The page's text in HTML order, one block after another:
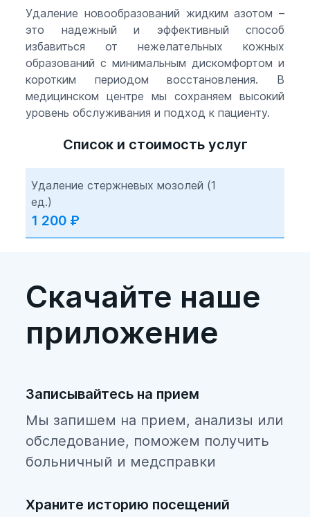
Удаление новообразований жидким азотом –
это надежный и эффективный способ
избавиться от нежелательных кожных
образований с минимальным дискомфортом и
коротким периодом восстановления. В
медицинском центре мы сохраняем высокий
уровень обслуживания и подход к пациенту.
Список и стоимость услуг
Удаление стержневых мозолей (1
ед.)
1 200 ₽
Скачайте наше
приложение
Записывайтесь на прием
Мы запишем на прием, анализы или
обследование, поможем получить
больничный и медсправки
Храните историю посещений